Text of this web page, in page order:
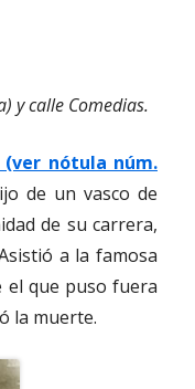
y calle Comedias.
(ver nótula núm.
de un vasco de
de su carrera,
a la famosa
el que puso fuera
la muerte.